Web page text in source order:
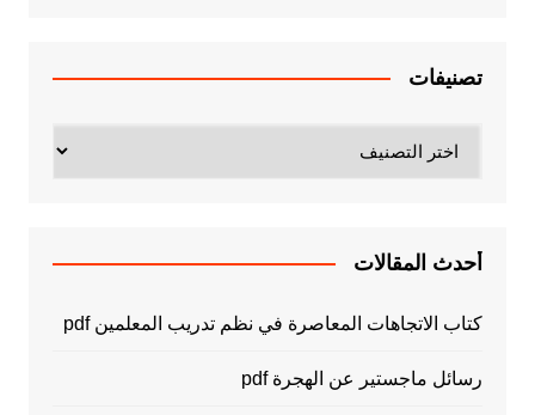
تصنيفات
أحدث المقالات
كتاب الاتجاهات المعاصرة في نظم تدريب المعلمين pdf
رسائل ماجستير عن الهجرة pdf